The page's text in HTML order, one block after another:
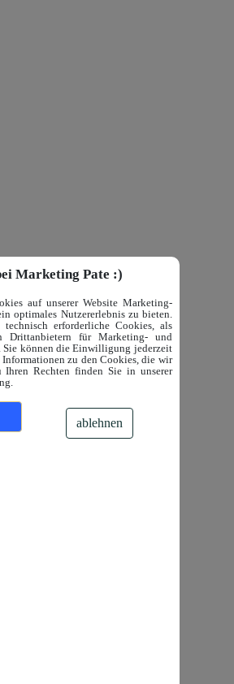
Marketing Pate :)
auf unserer Website Marketing-
optimales Nutzererlebnis zu bieten.
erforderliche Cookies, als
Drittanbietern für Marketing- und
Sie können die Einwilligung jederzeit
zu den Cookies, die wir
Ihren Rechten finden Sie in unserer
ablehnen